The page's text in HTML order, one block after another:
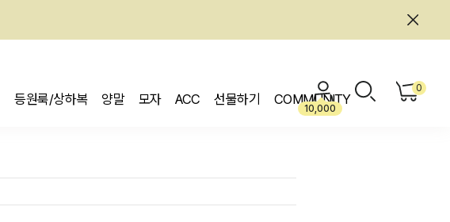
등원룩/상하복 양말 모자 ACC 선물하기 COMMUNITY
10,000
0